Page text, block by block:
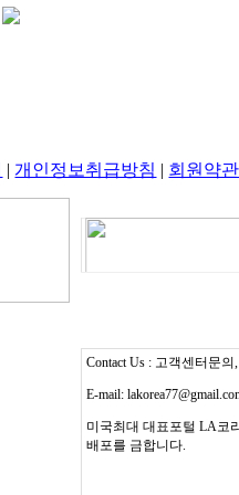
|개인정보취급방침 | 회원약관
Contact Us : 고객센터문의
E-mail:
미국최대 대표포털 LA코
배포를 금합니다.